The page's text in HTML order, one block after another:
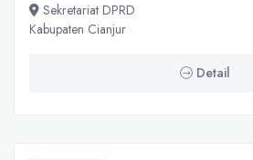
Sekretariat DPRD
Kabupaten Cianjur
Detail